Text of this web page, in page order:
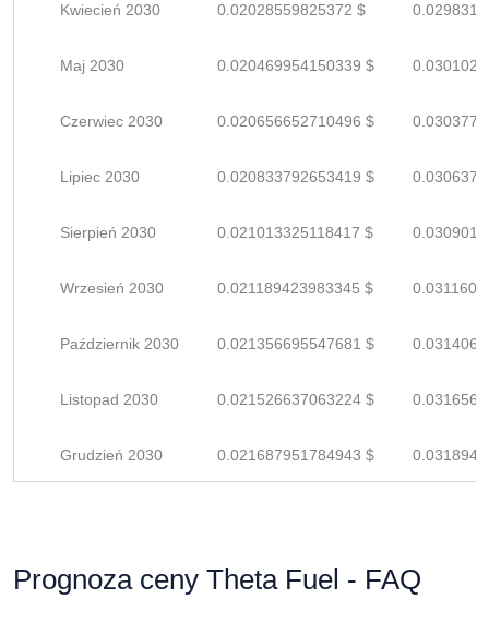
Kwiecień 2030 0.02028559825372 $
Maj 2030 0.020469954150339 $
Czerwiec 2030 0.020656652710496 $
Lipiec 2030 0.020833792653419 $
Sierpień 2030 0.021013325118417 $
Wrzesień 2030 0.021189423983345 $
Październik 2030 0.021356695547681 $
Listopad 2030 0.021526637063224 $
Grudzień 2030 0.021687951784943 $
Prognoza ceny Theta Fuel - FAQ